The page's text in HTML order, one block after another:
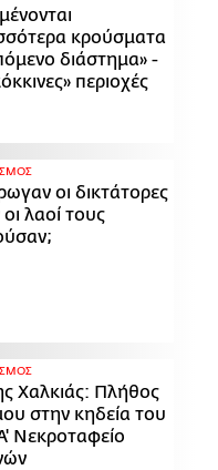
κρούσματα
διάστημα» -
περιοχές
οι δικτάτορες
λαοί τους
Χαλκιάς: Πλήθος
στην κηδεία του
Νεκροταφείο